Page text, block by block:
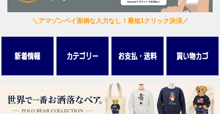
＼アマゾンペイ面倒な入力なし！最短1クリック決済／